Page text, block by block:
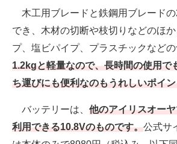
木工用ブレードと鉄鋼用ブレードの
でき、木材の切断や枝切りなどのほ
プ、塩ビパイプ、プラスチックなどの
1.2kgと軽量なので、長時間の使用で
ち運びにも便利なのもうれしいポイ
バッテリーは、 他のアイリスオー
利用できる10.8Vのものです。公式サ